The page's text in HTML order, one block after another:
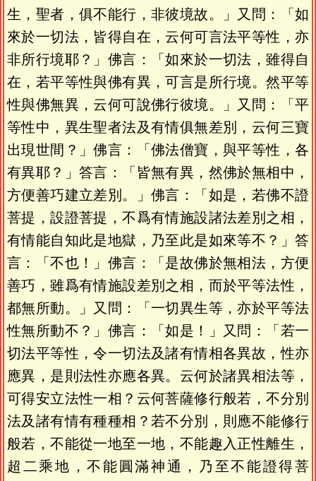
生，聖者，俱不能行，非彼境故。」又問：「如
來於一切法，皆得自在，云何可言法平等性，亦
非所行境耶？」佛言：「如來於一切法，雖得自
在，若平等性與佛有異，可言是所行境。然平等
性與佛無異，云何可說佛行彼境。」又問：「平
等性中，異生聖者法及有情俱無差別，云何三寶
出現世間？」佛言：「佛法僧寶，與平等性，各
有異耶？」答言：「皆無有異，然佛於無相中，
方便善巧建立差別。」佛言：「如是，若佛不證
菩提，設證菩提，不爲有情施設諸法差別之相，
有情能自知此是地獄，乃至此是如來等不？」答
言：「不也！」佛言：「是故佛於無相法，方便
善巧，雖爲有情施設差別之相，而於平等法性，
都無所動。」又問：「一切異生等，亦於平等法
性無所動不？」佛言：「如是！」又問：「若一
切法平等性，令一切法及諸有情相各異故，性亦
應異，是則法性亦應各異。云何於諸異相法等，
可得安立法性一相？云何菩薩修行般若，不分別
法及諸有情有種種相？若不分別，則應不能修行
般若，不能從一地至一地，不能趣入正性離生，
超二乘地，不能圓滿神通，乃至不能證得菩